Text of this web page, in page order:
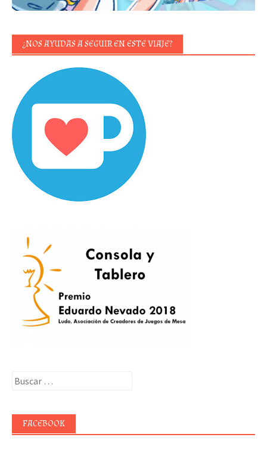
¿NOS AYUDAS A SEGUIR EN ESTE VIAJE?
Buscar:
FACEBOOK